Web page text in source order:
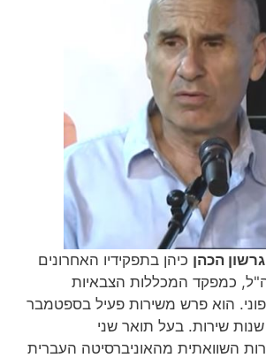
הכהן כיהן בתפקידיו האחרונים
כמפקד המכללות הצבאיות
הוא פרש משירות פעיל בספטמבר
2014, לאחר 41 שנות שירות‏. בעל תואר שני
השוואתית מהאוניברסיטה העברית